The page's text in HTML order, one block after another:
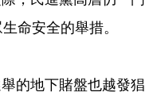
命安全的舉措。
的地下賭盤也越發猖